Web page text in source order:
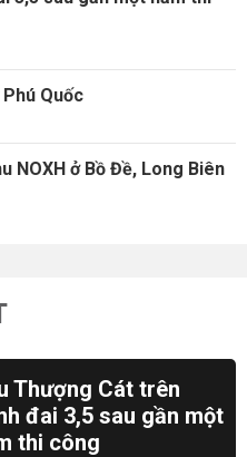
Quốc
NOXH ở Bồ Đề, Long Biên
Thượng Cát trên
đai 3,5 sau gần một
thi công